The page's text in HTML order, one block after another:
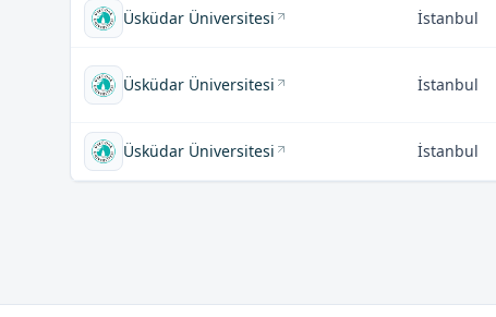
Üsküdar Üniversitesi İstanbul
Üsküdar Üniversitesi İstanbul
Üsküdar Üniversitesi İstanbul